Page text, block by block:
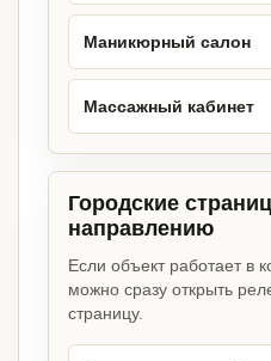
Маникюрный салон
Массажный кабинет
Городские
направлению
Если объект работает в
можно сразу открыть
страницу.